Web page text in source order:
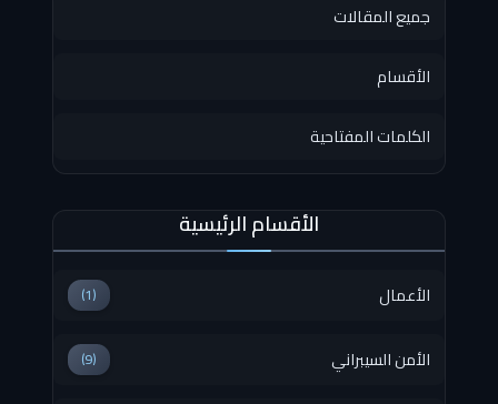
جميع المقالات
الأقسام
الكلمات المفتاحية
الأقسام الرئيسية
الأعمال (1)
الأمن السيبراني (9)